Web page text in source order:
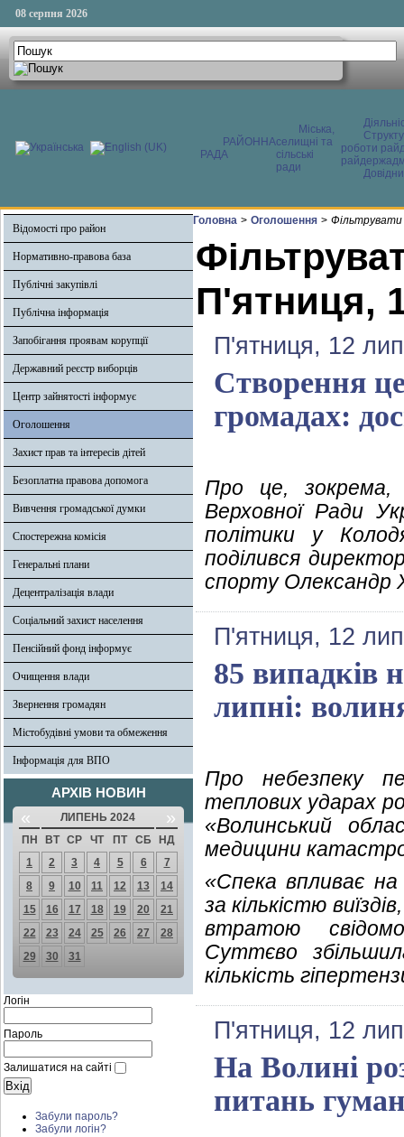
08 серпня 2026
РАЙОННА
РАДА
Міська,
селищні та
сільські
ради
роботи
Відомості про район
Нормативно-правова база
Публічні закупівлі
Публічна інформація
Запобігання проявам корупції
Державний реєстр виборців
Центр зайнятості інформує
Оголошення
Захист прав та інтересів дітей
Безоплатна правова допомога
Вивчення громадської думки
Спостережна комісія
Генеральні плани
Децентралізація влади
Соціальний захист населення
Пенсійний фонд інформує
Очищення влади
Звернення громадян
Містобудівні умови та обмеження
Інформація для ВПО
АРХІВ НОВИН
« ЛИПЕНЬ 2024 »
ПН ВТ СР ЧТ ПТ СБ
НД
1
2 3 4 5 6
7
8
9 10 11 12 13
14
15
16 17 18 19 20
21
22
23 24 25 26 27
28
29
30 31
Логін
Пароль
Залишатися на сайті
Забули пароль?
Забули логін?
Головна > Оголошення >
П'ятниця,
П'ятниця, 12
Створення
громадах:
Про це, зокрема,
Верховної Ради
політики у
поділився
спорту Олександр
П'ятниця, 12
85 випадків
липні:
Про небезпеку
теплових ударах
«Волинський
медицини
«Спека впливає
за кількістю
втратою
Суттєво
кількість
П'ятниця, 12
На Волині
питань